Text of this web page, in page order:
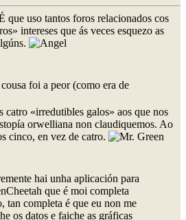
que uso tantos foros relacionados cos
intereses que ás veces esquezo as
foi a peor (como era de
catro «irredutibles galos» aos que nos
orwelliana non claudiquemos. Ao
cinco, en vez de catro.
hai unha aplicación para
que é moi completa
tan completa é que eu non me
os datos e faiche as gráficas